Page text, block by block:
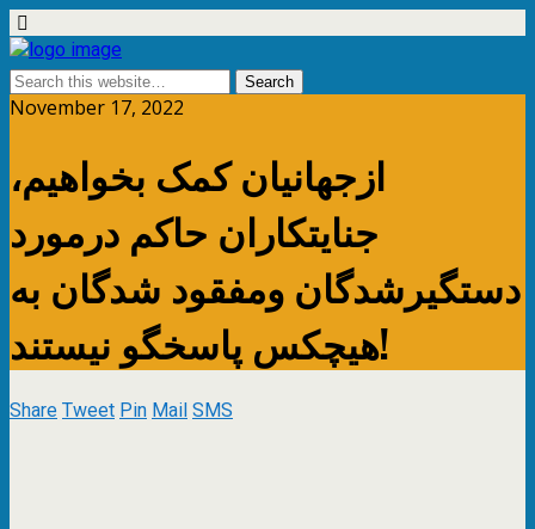
November 17, 2022
ازجهانیان کمک بخواهیم،
جنایتکاران حاکم درمورد
دستگیرشدگان ومفقود شدگان به
هیچکس پاسخگو نیستند!
ShareTweetPinMailSMS